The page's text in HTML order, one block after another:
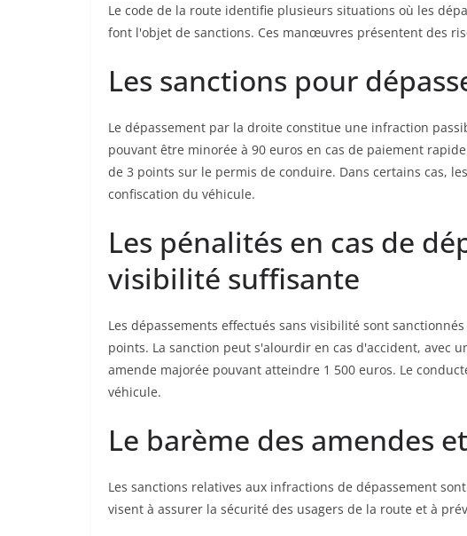
Le code de la route identifie plusieurs situations où les
font l'objet de sanctions. Ces manœuvres présentent des
Les sanctions pour
Le dépassement par la droite constitue une infraction
pouvant être minorée à 90 euros en cas de paiement
de 3 points sur le permis de conduire. Dans certains cas,
confiscation du véhicule.
Les pénalités en cas de
visibilité suffisante
Les dépassements effectués sans visibilité sont
points. La sanction peut s'alourdir en cas d'accident, avec
amende majorée pouvant atteindre 1 500 euros. Le
véhicule.
Le barème des amendes
Les sanctions relatives aux infractions de dépassement
visent à assurer la sécurité des usagers de la route et à